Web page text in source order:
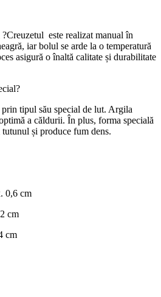
este realizat manual în
iar bolul se arde la o temperatură
asigură o înaltă calitate și durabilitate
tipul său special de lut. Argila
a căldurii. În plus, forma specială
și produce fum dens.
0,6 cm
cm
cm